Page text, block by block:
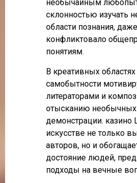
необычайным
склонностью изучать
области познания,
конфликтовало
понятиям.
В креативных областях
самобытности
литераторами и
отысканию
демонстрации. казино
искусстве не только
авторов, но и
достояние людей,
подходы на вечные